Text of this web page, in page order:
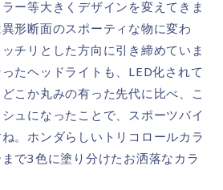
ー等大きくデザインを変えてきま
形断面のスポーティな物に変わ
チリとした方向に引き締めていま
たヘッドライトも、LED化されて
こか丸みの有った先代に比べ、こ
ュになったことで、スポーツバイ
。ホンダらしいトリコロールカラ
で3色に塗り分けたお洒落なカラ